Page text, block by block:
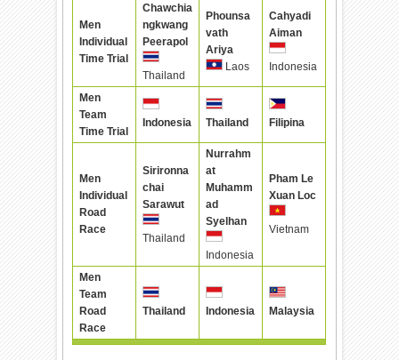
Men
Individual
Time Trial
Chawchia
ngkwang
Peerapol
Thailand
Phounsa
vath
Ariya
Laos
Cahyadi
Aiman
Indonesia
Men
Team
Time Trial
Indonesia Thailand Filipina
Men
Individual
Road
Race
Sirironna
chai
Sarawut
Thailand
Nurrahm
at
Muhamm
ad
Syelhan
Indonesia
Pham Le
Xuan Loc
Vietnam
Men
Team
Road
Race
Thailand Indonesia Malaysia